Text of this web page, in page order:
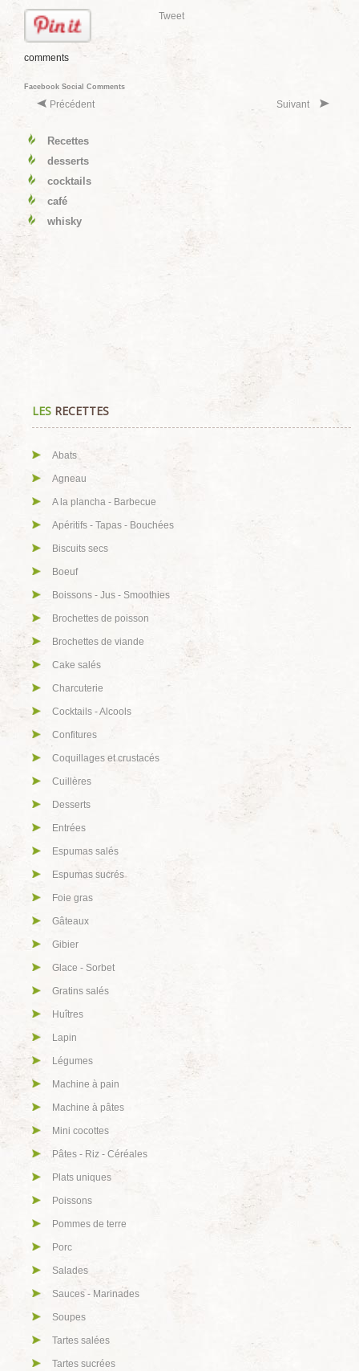
Tweet
comments
Facebook Social Comments
Précédent Suivant
Recettes
desserts
cocktails
café
whisky
LES RECETTES
Abats
Agneau
A la plancha - Barbecue
Apéritifs - Tapas - Bouchées
Biscuits secs
Boeuf
Boissons - Jus - Smoothies
Brochettes de poisson
Brochettes de viande
Cake salés
Charcuterie
Cocktails - Alcools
Confitures
Coquillages et crustacés
Cuillères
Desserts
Entrées
Espumas salés
Espumas sucrés
Foie gras
Gâteaux
Gibier
Glace - Sorbet
Gratins salés
Huîtres
Lapin
Légumes
Machine à pain
Machine à pâtes
Mini cocottes
Pâtes - Riz - Céréales
Plats uniques
Poissons
Pommes de terre
Porc
Salades
Sauces - Marinades
Soupes
Tartes salées
Tartes sucrées